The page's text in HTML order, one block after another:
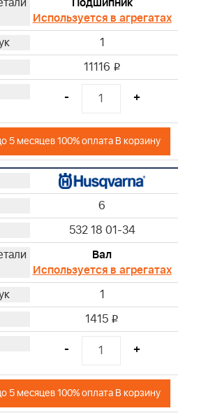
Используется в агрегатах
1
11116 i
- +
5 месяцев 100% оплата В корзину
6
532 18 01-34
Вал
Используется в агрегатах
1
1415 i
- +
5 месяцев 100% оплата В корзину